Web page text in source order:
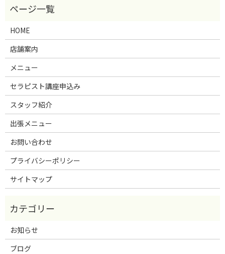
HOME
店舗案内
メニュー
セラピスト講座申込み
スタッフ紹介
出張メニュー
お問い合わせ
プライバシーポリシー
サイトマップ
お知らせ
ブログ